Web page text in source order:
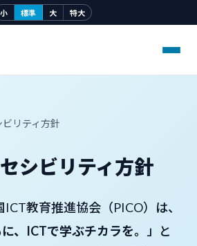
小 標準 大 特大
リティ方針
シビリティ方針
教育推進協会（PICO）は、
、ICTで学ぶチカラを。
」と